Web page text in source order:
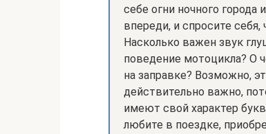
себе огни ночного
впереди, и спросите
Насколько важен звук
поведение мотоцикла? О
на заправке? Возможно,
действительно важно,
имеют свой характер
любите в поездке,